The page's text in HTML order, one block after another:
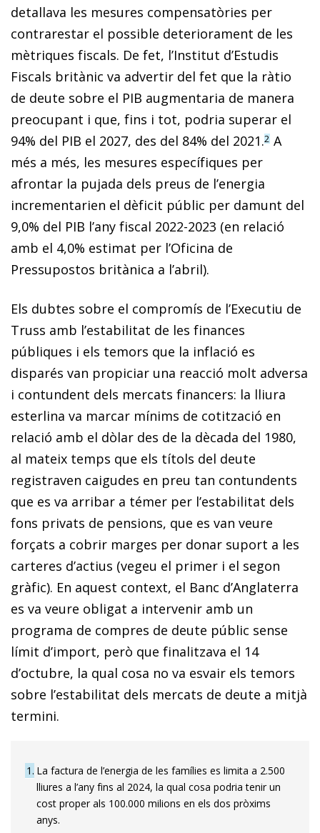
detallava les mesures compensatòries per
contrarestar el possible deteriorament de les
mètriques fiscals. De fet, l’Institut d’Estudis
Fiscals britànic va advertir del fet que la ràtio
de deute sobre el PIB augmentaria de manera
preocupant i que, fins i tot, podria superar el
94% del PIB el 2027, des del 84% del 2021.2 A
més a més, les mesures específiques per
afrontar la pujada dels preus de l’energia
incrementarien el dèficit públic per damunt del
9,0% del PIB l’any fiscal 2022-2023 (en relació
amb el 4,0% estimat per l’Oficina de
Pressupostos britànica a l’abril).
Els dubtes sobre el compromís de l’Executiu de
Truss amb l’estabilitat de les finances
públiques i els temors que la inflació es
disparés van propiciar una reacció molt adversa
i contundent dels mercats financers: la lliura
esterlina va marcar mínims de cotització en
relació amb el dòlar des de la dècada del 1980,
al mateix temps que els títols del deute
registraven caigudes en preu tan contundents
que es va arribar a témer per l’estabilitat dels
fons privats de pensions, que es van veure
forçats a cobrir marges per donar suport a les
carteres d’actius (vegeu el primer i el segon
gràfic). En aquest context, el Banc d’Anglaterra
es va veure obligat a intervenir amb un
programa de compres de deute públic sense
límit d’import, però que finalitzava el 14
d’octubre, la qual cosa no va esvair els temors
sobre l’es­­tabilitat dels mercats de deute a mitjà
termini.
1 La factura de l’energia de les famílies es limita a 2.500
lliures a l’any fins al 2024, la qual cosa podria tenir un
cost proper als 100.000 milions en els dos pròxims
anys.